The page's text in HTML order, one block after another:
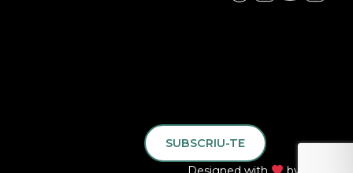
SUBSCRIU-TE